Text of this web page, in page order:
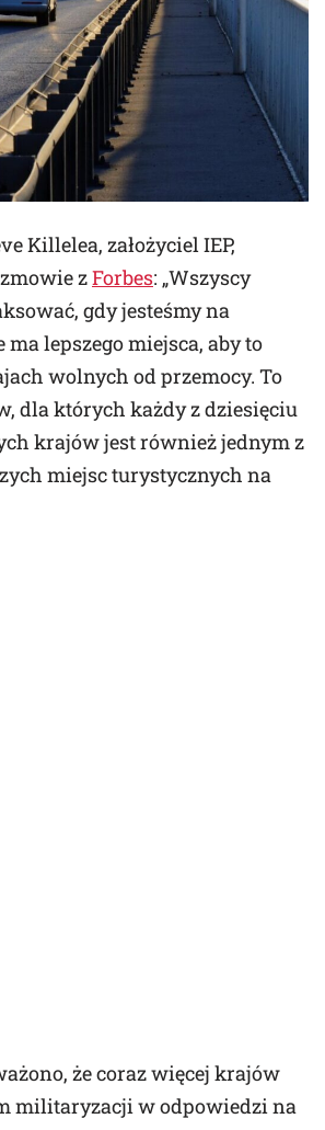
Killelea, założyciel IEP,
zForbes: „Wszyscy
gdy jesteśmy na
lepszego miejsca, aby to
wolnych od przemocy. To
dla których każdy z dziesięciu
krajów jest również jednym z
miejsc turystycznych na
że coraz więcej krajów
militaryzacji w odpowiedzi na